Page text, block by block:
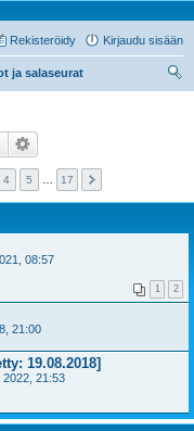
Kirjaudu sisään
Rekisteröidy
ja salaseurat
4 5 17
08:57
1 2
21:00
19.08.2018]
21:53